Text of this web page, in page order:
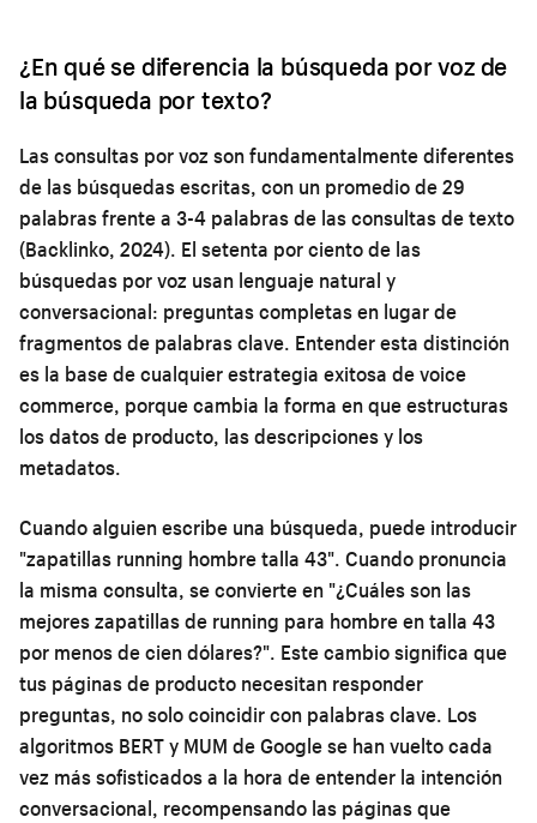
¿En qué se diferencia la búsqueda por voz de
la búsqueda por texto?
Las consultas por voz son fundamentalmente diferentes
de las búsquedas escritas, con un promedio de 29
palabras frente a 3-4 palabras de las consultas de texto
(Backlinko, 2024). El setenta por ciento de las
búsquedas por voz usan lenguaje natural y
conversacional: preguntas completas en lugar de
fragmentos de palabras clave. Entender esta distinción
es la base de cualquier estrategia exitosa de voice
commerce, porque cambia la forma en que estructuras
los datos de producto, las descripciones y los
metadatos.
Cuando alguien escribe una búsqueda, puede introducir
"zapatillas running hombre talla 43". Cuando pronuncia
la misma consulta, se convierte en "¿Cuáles son las
mejores zapatillas de running para hombre en talla 43
por menos de cien dólares?". Este cambio significa que
tus páginas de producto necesitan responder
preguntas, no solo coincidir con palabras clave. Los
algoritmos BERT y MUM de Google se han vuelto cada
vez más sofisticados a la hora de entender la intención
conversacional, recompensando las páginas que